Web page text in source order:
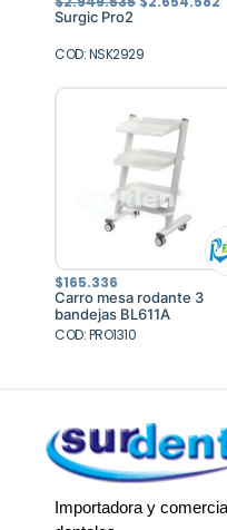
precio
$2.949.535.
Surgic Pro2
COD: NSK2929
$165.336
Carro mesa rodante 3
bandejas BL611A
COD: PRO1310
Importadora y